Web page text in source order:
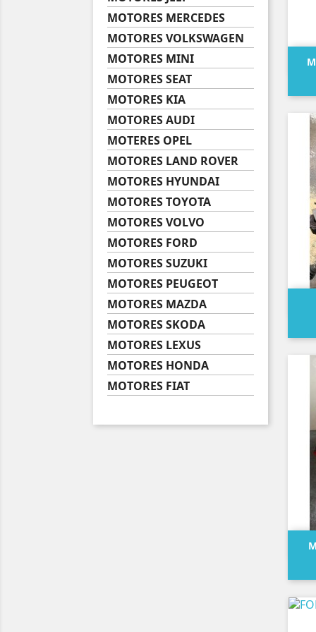
MOTORES MERCEDES
MOTORES VOLKSWAGEN
MOTORES MINI
MOTORES SEAT
MOTORES KIA
MOTORES AUDI
MOTERES OPEL
MOTORES LAND ROVER
MOTORES HYUNDAI
MOTORES TOYOTA
MOTORES VOLVO
MOTORES FORD
MOTORES SUZUKI
MOTORES PEUGEOT
MOTORES MAZDA
MOTORES SKODA
MOTORES LEXUS
MOTORES HONDA
MOTORES FIAT